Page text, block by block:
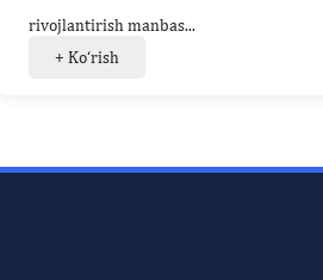
rivojlantirish manbas...
+ Ko‘rish